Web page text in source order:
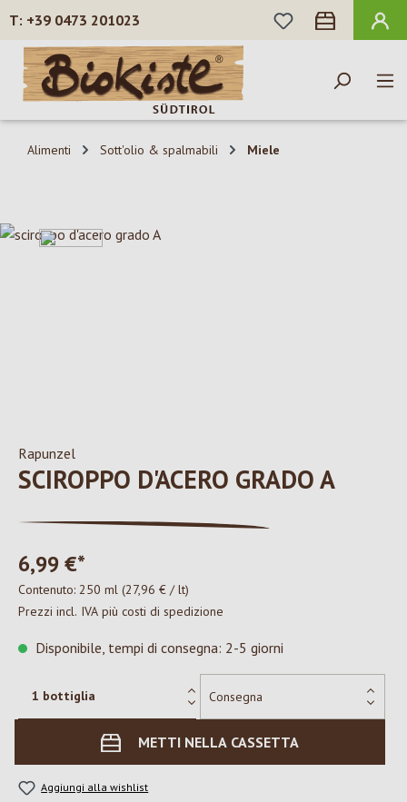
Passa al contenuto principale
+39 0473 201023
HAI 0 ARTICOLI
Alimenti Sott'olio & spalmabili Miele
Salta la galleria di immagini
Rapunzel
SCIROPPO D'ACERO GRADO A
6,99 €*
Contenuto: 250 ml (27,96 € / lt)
Prezzi incl. IVA più costi di spedizione
Disponibile, tempi di consegna: 2-5 giorni
METTI NELLA CASSETTA
Aggiungi alla wishlist